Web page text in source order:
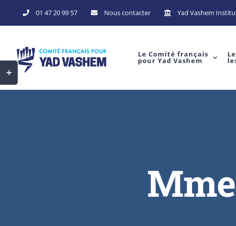
to
01 47 20 99 57 Nous contacter Yad Vashem
Le Comité français
pour Yad Vashem
Toggle
Sliding